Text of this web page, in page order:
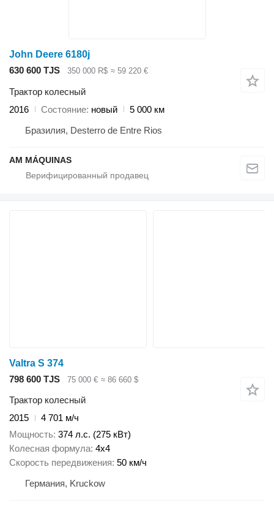
John Deere 6180j
630 600 TJS
350 000 R$ ≈ 59 220 €
Трактор колесный
2016
Состояние новый
5 000 км
Бразилия, Desterro de Entre Rios
AM MÁQUINAS
Valtra S 374
798 600 TJS
75 000 € ≈ 86 660 $
Трактор колесный
2015
4 701 м/ч
Мощность 374 л.с. (275 кВт)
Колесная формула 4x4
Скорость передвижения 50 км/ч
Германия, Kruckow